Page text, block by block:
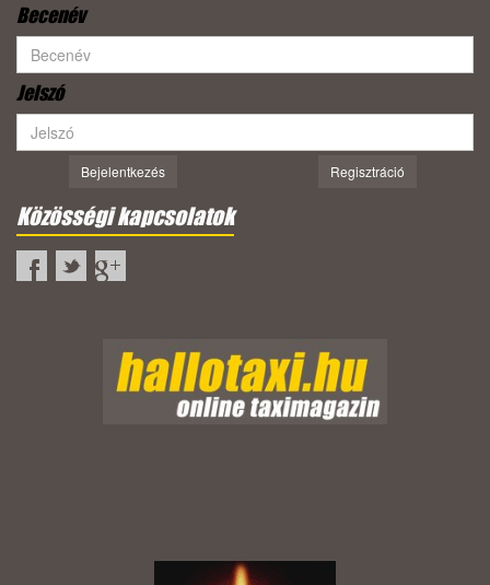
Becenév
Jelszó
Bejelentkezés Regisztráció
Közösségi kapcsolatok